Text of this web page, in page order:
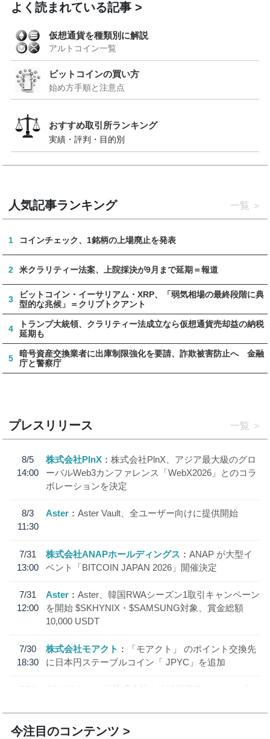
よく読まれている記事
仮想通貨を種類別に解説
アルトコイン一覧
ビットコインの買い方
始め方手順と注意点
おすすめ取引所ランキング
実績・評判・目的別
人気記事ランキング 一覧
1 コインチェック、1銘柄の上場廃止を発表
2 米クラリティー法案、上院採決が9月まで延期＝報道
3
ビットコイン・イーサリアム・XRP、「弱気相場の最終段階に典
型的な兆候」＝クリプトクアント
4
トランプ大統領、クラリティー法成立なら仮想通貨売却益の納税
延期も
5
暗号資産交換業者に出庫制限強化を要請、詐欺被害防止へ 金融
庁と警察庁
プレスリリース 一覧
8/5
14:00
株式会社PlnX
株式会社PlnX、アジア最大級のグロ
ーバルWeb3カンファレンス「WebX2026」とのコラ
ボレーションを決定
8/3
11:30
Aster Aster Vault、全ユーザー向けに提供開始
7/31
13:00
株式会社ANAPホールディングス
ANAP が大型イ
ベント「BITCOIN JAPAN 2026」開催決定
7/31
12:00
Aster
Aster、韓国RWAシーズン1取引キャンペーン
を開始 $SKHYNIX・$SAMSUNG対象、賞金総額
10,000 USDT
7/30
18:30
株式会社モアクト
「モアクト」 のポイント交換先
に日本円ステーブルコイン「 JPYC」を追加
7/29
SBI VCトレード株式会社
信託型円建てステーブル
今注目のコンテンツ